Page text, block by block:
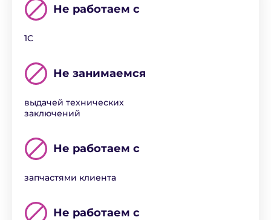
Не работаем с
1С
Не занимаемся
выдачей технических
заключений
Не работаем с
запчастями клиента
Не работаем с